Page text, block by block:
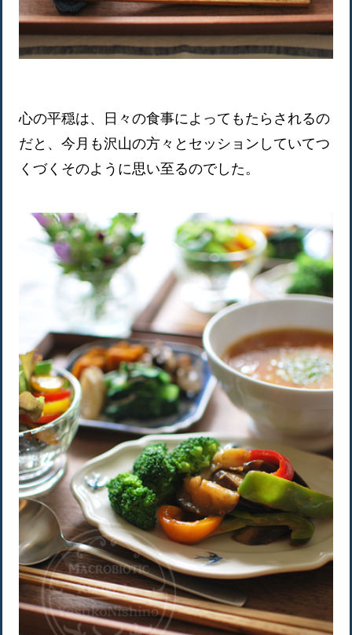
心の平穏は、日々の食事によってもたらされるの
だと、今月も沢山の方々とセッションしていてつ
くづくそのように思い至るのでした。